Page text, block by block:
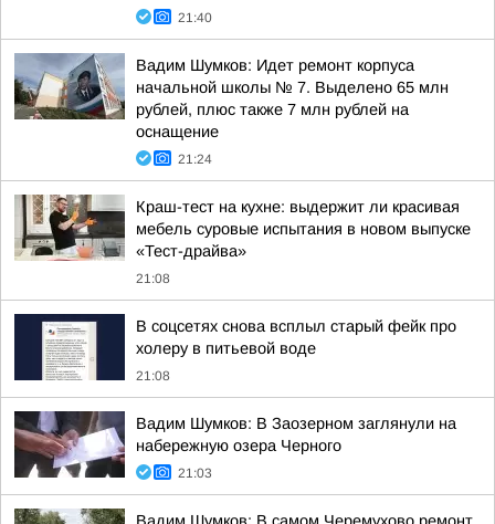
21:40
Вадим Шумков: Идет ремонт корпуса
начальной школы № 7. Выделено 65 млн
рублей, плюс также 7 млн рублей на
оснащение
21:24
Краш-тест на кухне: выдержит ли красивая
мебель суровые испытания в новом выпуске
«Тест-драйва»
21:08
В соцсетях снова всплыл старый фейк про
холеру в питьевой воде
21:08
Вадим Шумков: В Заозерном заглянули на
набережную озера Черного
21:03